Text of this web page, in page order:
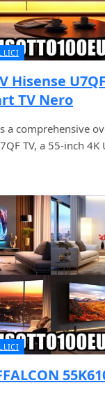
Hisense
TV Nero
a comprehensive
TV, a 55-inch 4K